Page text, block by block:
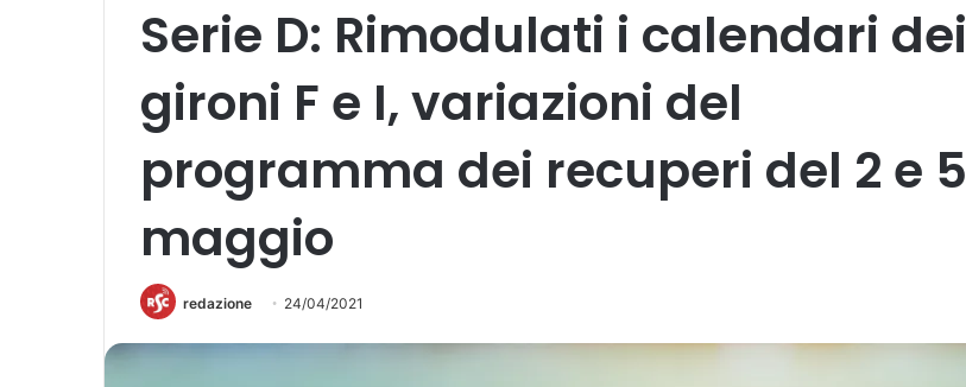
Serie D: Rimodulati i calendari dei
gironi F e I, variazioni del
programma dei recuperi del 2 e 5
maggio
redazione 24/04/2021